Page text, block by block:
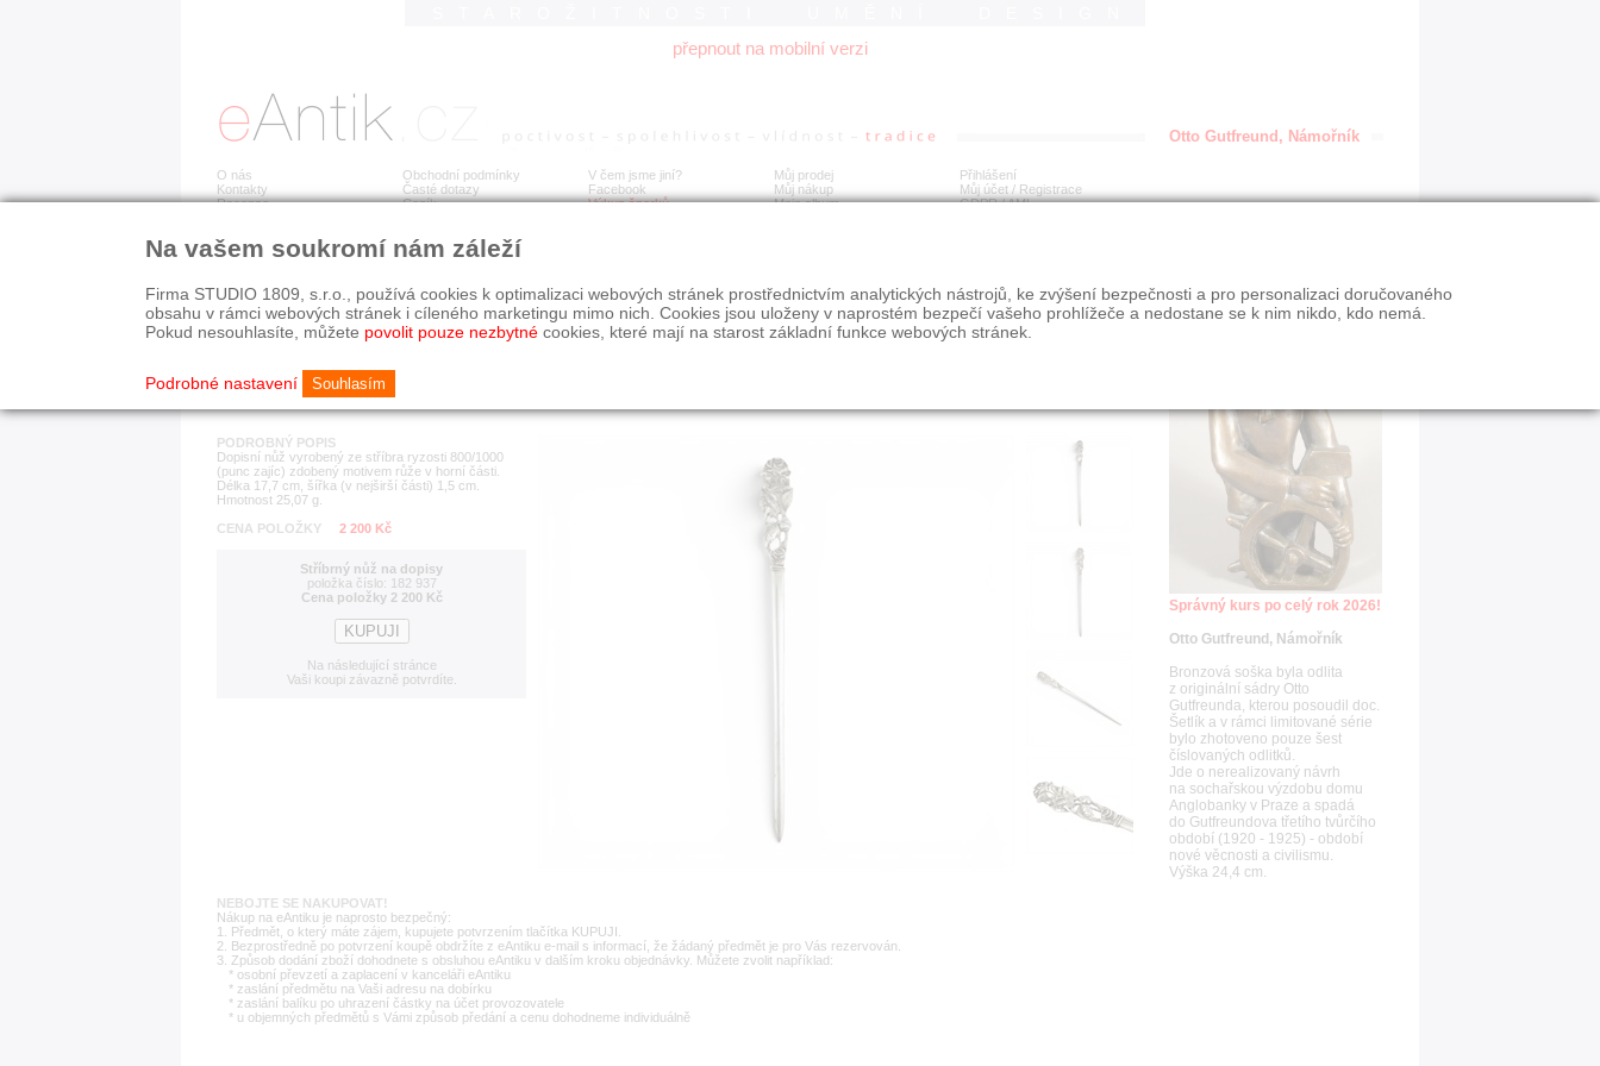
přepnout na mobilní verzi
O nás
Kontakty
Recenze
Obchodní podmínky
Časté dotazy
Ceník
V čem jsme jiní?
Facebook
Výkup šperků
Můj prodej
Můj nákup
Moje album
Přihlášení
Můj účet / Registrace
GDPR/AML
Detail položky č. 182 937 Stříbrný nůž na dopisy
PODROBNÝ POPIS
Dopisní nůž vyrobený ze stříbra ryzosti 800/1000
(punc zajíc) zdobený motivem růže v horní části.
Délka 17,7 cm, šířka (v nejširší části) 1,5 cm.
Hmotnost 25,07 g.
CENA POLOŽKY
2 200 Kč
Stříbrný nůž na dopisy
položka číslo: 182 937
Cena položky 2 200 Kč
Na následující stránce
Vaši koupi závazně potvrdíte.
NEBOJTE SE NAKUPOVAT!
Nákup na eAntiku je naprosto bezpečný:
1. Předmět, o který máte zájem, kupujete potvrzením tlačítka KUPUJI.
2. Bezprostředně po potvrzení koupě obdržíte z eAntiku e-mail s informací, že žádaný předmět je pro Vás rezervován.
3. Způsob dodání zboží dohodnete s obsluhou eAntiku v dalším kroku objednávky. Můžete zvolit například:
* osobní převzetí a zaplacení v kanceláři eAntiku
* zaslání předmětu na Vaši adresu na dobírku
* zaslání balíku po uhrazení částky na účet provozovatele
* u objemných předmětů s Vámi způsob předání a cenu dohodneme individuálně
Otto Gutfreund, Námořník
Správný kurs po celý rok 2026!
Otto Gutfreund, Námořník
Bronzová soška byla odlita
z originální sádry Otto
Gutfreunda, kterou posoudil doc.
Šetlík a v rámci limitované série
bylo zhotoveno pouze šest
číslovaných odlitků.
Jde o nerealizovaný návrh
na sochařskou výzdobu domu
Anglobanky v Praze a spadá
do Gutfreundova třetího tvůrčího
období (1920 - 1925) - období
nové věcnosti a civilismu.
Výška 24,4 cm.
Na vašem soukromí nám záleží
Firma STUDIO 1809, s.r.o., používá cookies k optimalizaci webových stránek prostřednictvím analytických nástrojů, ke zvýšení bezpečnosti a pro personalizaci doručovaného
obsahu v rámci webových stránek i cíleného marketingu mimo nich. Cookies jsou uloženy v naprostém bezpečí vašeho prohlížeče a nedostane se k nim nikdo, kdo nemá.
Pokud nesouhlasíte, můžete povolit pouze nezbytné cookies, které mají na starost základní funkce webových stránek.
Podrobné nastavení Souhlasím